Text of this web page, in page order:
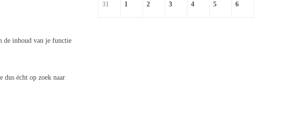
de inhoud van je functie
dus écht op zoek naar
31 1 2 3 4 5 6